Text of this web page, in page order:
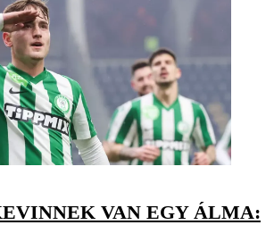
VAN EGY ÁLMA: